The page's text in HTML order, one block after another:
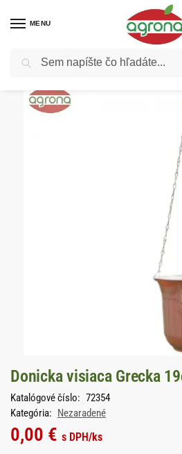
MENU
Domov Nezaradené / Donicka visiaca Grecka
Donicka visiaca Grecka
Katalógové číslo: 72354
Kategória: Nezaradené
0,00 € s DPH/ks